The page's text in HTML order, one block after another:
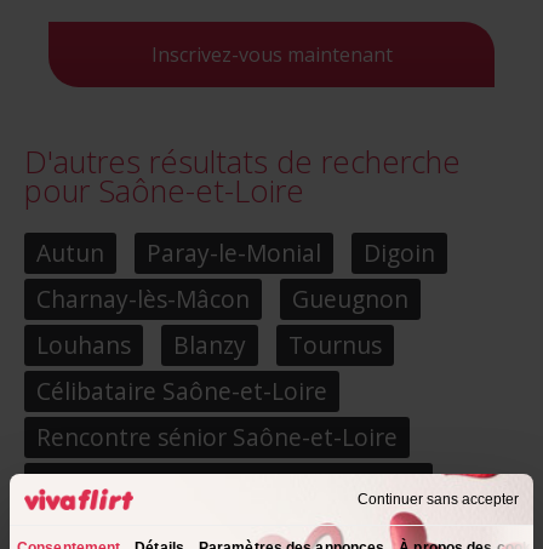
Continuer sans accepter
Inscrivez-vous maintenant
D'autres résultats de recherche
pour Saône-et-Loire
Autun Paray-le-Monial
Digoin
Charnay-lès-Mâcon
Gueugnon
Louhans
Blanzy
Tournus
Célibataire Saône-et-Loire
Rencontre sénior Saône-et-Loire
Rencontre sérieuse Saône-et-Loire
Rencontre lesbienne Saône-et-Loire